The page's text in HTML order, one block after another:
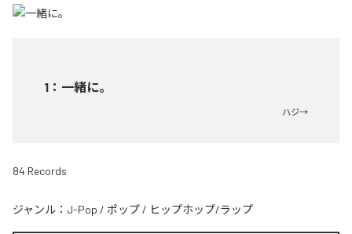
1 ： 一緒に。
ハジ→
84 Records
ジャンル： J-Pop / ポップ / ヒップホップ/ラップ